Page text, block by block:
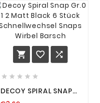
  
    
DECOY SPIRAL SNAP